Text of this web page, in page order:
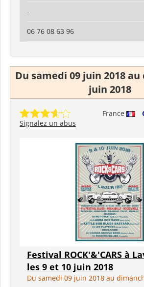
-
06 76 08 63 96
Du samedi 09 juin 2018
juin 2018
France
Signalez un abus
Festival ROCK'&'CARS à
les 9 et 10 juin 2018
Du samedi 09 juin 2018 au